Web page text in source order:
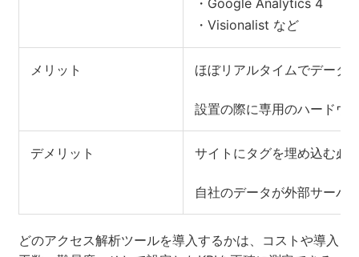
・Visionalist など
メリット ほぼリアルタイムでデータ
設置の際に専用のハードウ
デメリット サイトにタグを埋め込む必
自社のデータが外部サーバ
どのアクセス解析ツールを導入するかは、コストや導入